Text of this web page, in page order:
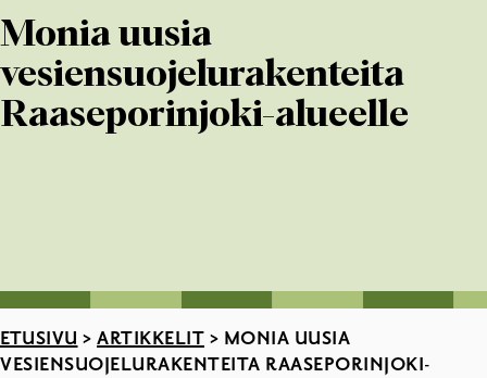
Monia uusia
vesiensuojelurakenteita
Raaseporinjoki-alueelle
ETUSIVU > ARTIKKELIT > MONIA UUSIA
VESIENSUOJELURAKENTEITA RAASEPORINJOKI-